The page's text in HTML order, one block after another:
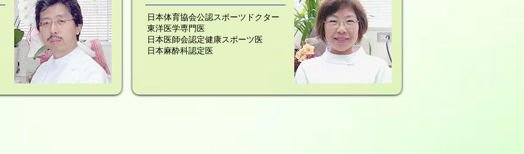
日本体育協会公認スポーツドクター
東洋医学専門医
日本医師会認定健康スポーツ医
日本麻酔科認定医